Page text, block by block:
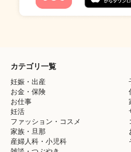
カテゴリ一覧
妊娠・出産
お金・保険
お仕事
妊活
ファッション・コスメ
家族・旦那
産婦人科・小児科